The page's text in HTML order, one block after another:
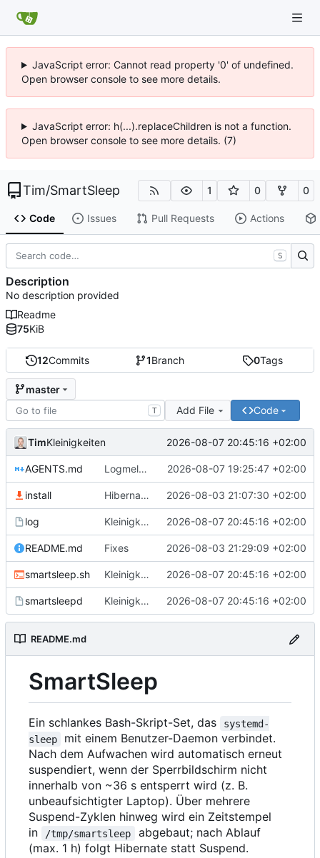
JavaScript error: Cannot read property '0' of undefined.
Open browser console to see more details.
JavaScript error: h(...).replaceChildren is not a function.
Open browser console to see more details. (7)
Tim/SmartSleep 1 0 0
Code Issues Pull Requests Actions
12Commits 1Branch 0Tags
master
T Add File Code
TimKleinigkeiten 2026-08-07 20:45:16 +02:00
AGENTS.md Logmeldungen verbessert 2026-08-07 19:25:47 +02:00
install Hibernate mit Zeitstempel 2026-08-03 21:07:30 +02:00
log Kleinigkeiten 2026-08-07 20:45:16 +02:00
README.md Fixes 2026-08-03 21:29:09 +02:00
smartsleep.sh Kleinigkeiten 2026-08-07 20:45:16 +02:00
smartsleepd Kleinigkeiten 2026-08-07 20:45:16 +02:00
README.md
SmartSleep
Ein schlankes Bash-Skript-Set, das
systemd-
sleep
mit einem Benutzer-Daemon verbindet.
Nach dem Aufwachen wird automatisch erneut
suspendiert, wenn der Sperrbildschirm nicht
innerhalb von ~36 s entsperrt wird (z. B.
unbeaufsichtigter Laptop). Über mehrere
Suspend-Zyklen hinweg wird ein Zeitstempel
in
/tmp/smartsleep
abgebaut; nach Ablauf
(max. 1 h) folgt Hibernate statt Suspend.
S
Description
No description provided
Readme
75KiB